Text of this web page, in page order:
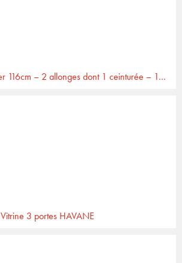
Table ronde en noyer 116cm – 2 allonges dont 1 ceinturée – 100% massif
Vitrine 3 portes HAVANE